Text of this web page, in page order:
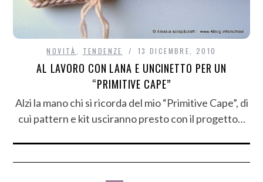
NOVITÀ TENDENZE 13 DICEMBRE, 2010
AL LAVORO CON LANA E UNCINETTO PER UN
“PRIMITIVE CAPE”
Alzi la mano chi si ricorda del mio “Primitive Cape”, di
cui pattern e kit usciranno presto con il progetto…